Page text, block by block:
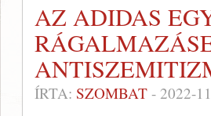
AZ ADIDAS
ÍRTA: SZOMBAT - 2022-